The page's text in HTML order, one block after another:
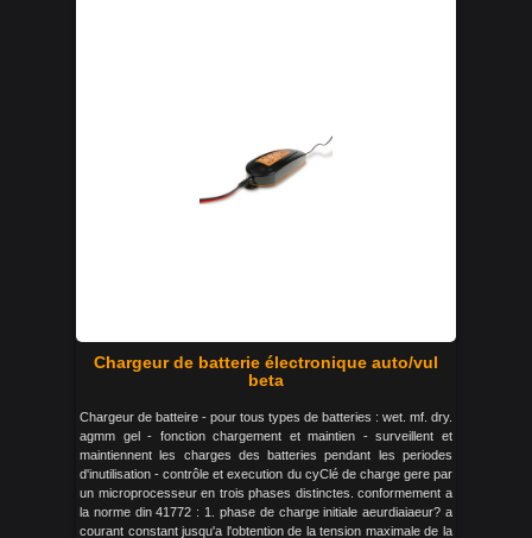
Chargeur de batterie électronique auto/vul
beta
Chargeur de batteire - pour tous types de batteries : wet. mf. dry.
agmm gel - fonction chargement et maintien - surveillent et
maintiennent les charges des batteries pendant les periodes
d'inutilisation - contrôle et execution du cyClé de charge gere par
un microprocesseur en trois phases distinctes. conformement a
la norme din 41772 : 1. phase de charge initiale aeurdiaiaeur? a
courant constant jusqu'a l'obtention de la tension maximale de la